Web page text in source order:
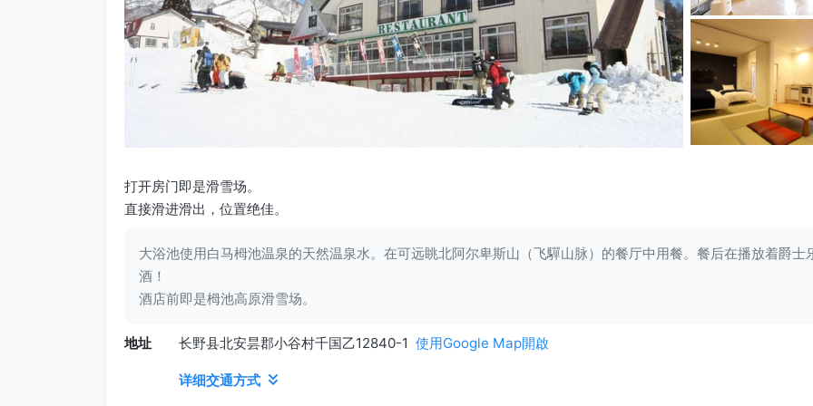
打开房门即是滑雪场。
直接滑进滑出，位置绝佳。
大浴池使用白马栂池温泉的天然温泉水。在可远眺北阿尔卑斯山（飞驒山脉）的餐厅中用餐。餐后在播放着爵
酒！
酒店前即是栂池高原滑雪场。
地址 长野县北安昙郡小谷村千国乙12840-1 使用Google Map開啟
详细交通方式